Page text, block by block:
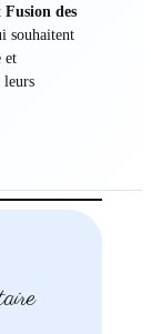
Fusion des
souhaitent
et
leurs